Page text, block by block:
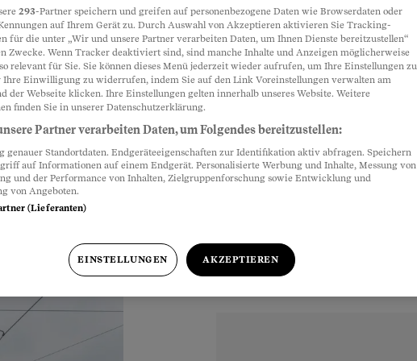
Kaderbeamter der
Partnerinhalte
293-Partner speichern und greifen auf personenbezogene Daten wie Browserdaten oder
auf Ihrem Gerät zu. Durch Auswahl von Akzeptieren aktivieren Sie Tracking-
für die unter „Wir und unsere Partner verarbeiten Daten, um Ihnen Dienste bereitzustellen“
Zwecke. Wenn Tracker deaktiviert sind, sind manche Inhalte und Anzeigen möglicherweise
relevant für Sie. Sie können dieses Menü jederzeit wieder aufrufen, um Ihre Einstellungen zu
Ihre Einwilligung zu widerrufen, indem Sie auf den Link Voreinstellungen verwalten am
der Webseite klicken. Ihre Einstellungen gelten innerhalb unseres Website. Weitere
finden Sie in unserer Datenschutzerklärung.
Partner verarbeiten Daten, um Folgendes bereitzustellen:
genauer Standortdaten. Endgeräteeigenschaften zur Identifikation aktiv abfragen. Speichern
auf Informationen auf einem Endgerät. Personalisierte Werbung und Inhalte, Messung von
und der Performance von Inhalten, Zielgruppenforschung sowie Entwicklung und
von Angeboten.
(Lieferanten)
EINSTELLUNGEN AKZEPTIEREN